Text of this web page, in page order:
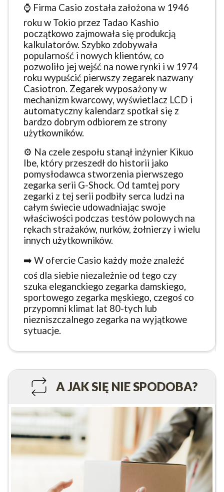
⌚ Firma Casio została założona w 1946
roku w Tokio przez Tadao Kashio
początkowo zajmowała się produkcją
kalkulatorów. Szybko zdobywała
popularność i nowych klientów, co
pozwoliło jej wejść na nowe rynki i w 1974
roku wypuścić pierwszy zegarek nazwany
Casiotron. Zegarek wyposażony w
mechanizm kwarcowy, wyświetlacz LCD i
automatyczny kalendarz spotkał się z
bardzo dobrym odbiorem ze strony
użytkowników.
⚙️ Na czele zespołu stanął inżynier Kikuo
Ibe, który przeszedł do historii jako
pomysłodawca stworzenia pierwszego
zegarka serii G-Shock. Od tamtej pory
zegarki z tej serii podbiły serca ludzi na
całym świecie udowadniając swoje
właściwości podczas testów polowych na
rękach strażaków, nurków, żołnierzy i wielu
innych użytkowników.
➡️ W ofercie Casio każdy może znaleźć
coś dla siebie niezależnie od tego czy
szuka eleganckiego zegarka damskiego,
sportowego zegarka męskiego, czegoś co
przypomni klimat lat 80-tych lub
niezniszczalnego zegarka na wyjątkowe
sytuacje.
A JAK SIĘ NIE SPODOBA?